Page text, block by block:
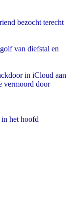
bezocht terecht
van diefstal en
in iCloud aan
vermoord door
het hoofd